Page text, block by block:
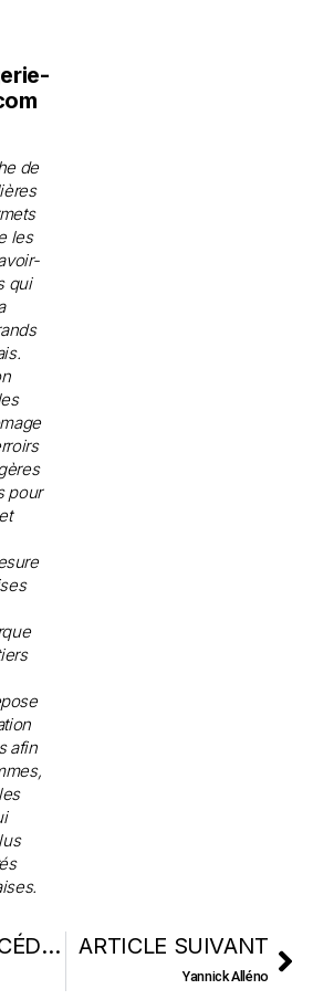
de
les
qui
pour
afin
ARTICLE PRÉCÉDENT ARTICLE SUIVANT
Yannick Alléno